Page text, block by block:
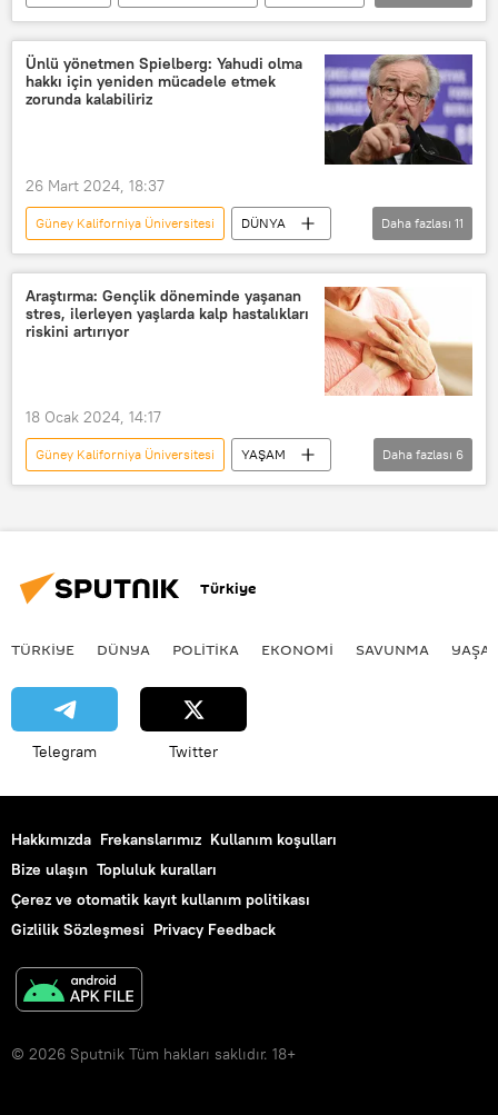
Dünya
Dünya
Dünya
dünya
Magma
Deprem
Deprem
Ünlü yönetmen Spielberg: Yahudi olma
hakkı için yeniden mücadele etmek
zorunda kalabiliriz
26 Mart 2024, 18:37
Güney Kaliforniya Üniversitesi
DÜNYA
Steven Spielberg
Antisemitizm
Schindler's List
Yahudi
İsrail-Filistin
İsrail
Daha fazlası 11
Araştırma: Gençlik döneminde yaşanan
stres, ilerleyen yaşlarda kalp hastalıkları
riskini artırıyor
18 Ocak 2024, 14:17
Güney Kaliforniya Üniversitesi
YAŞAM
kalp hastalıkları
Stres
Daha fazlası 6
Türkiye
TÜRKIYE DÜNYA POLİTİKA EKONOMİ SAVUNMA
Telegram Twitter
Hakkımızda Frekanslarımız Kullanım koşulları
Bize ulaşın Topluluk kuralları
Çerez ve otomatik kayıt kullanım politikası
Gizlilik Sözleşmesi Privacy Feedback
© 2026 Sputnik Tüm hakları saklıdır. 18+